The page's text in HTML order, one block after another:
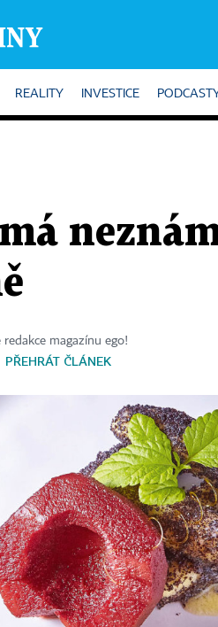
REALITY INVESTICE
magazínu ego!
PŘEHRÁT ČLÁNEK